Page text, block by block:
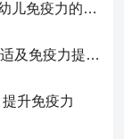
宝宝总生病就是免疫力低下？关于婴幼儿免疫力的真相，家长必须了解！
宝宝喂养难题：奶粉喂养与胃肠道不适及免疫力提升的奥秘
升免疫力